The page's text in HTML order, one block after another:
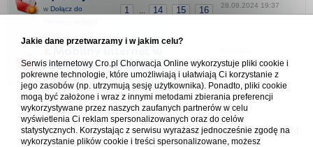
1 14 15 16
w Dołącz do
28.08.2024 19:37
roamingu - dyskusja
wWakacje 2026
marekkowalak
26.05.2026 18:44
Forum Chorwacja Online - Cro.pl
Usuń ciasteczka• Strefa czasowa: UTC + 1 (Polska - czas zimowy) [ DST
Jakie dane przetwarzamy i w jakim celu?
Serwis internetowy Cro.pl Chorwacja Online wykorzystuje pliki cookie i
pokrewne technologie, które umożliwiają i ułatwiają Ci korzystanie z
jego zasobów (np. utrzymują sesję użytkownika). Ponadto, pliki cookie
mogą być założone i wraz z innymi metodami zbierania preferencji
wykorzystywane przez naszych zaufanych partnerów w celu
wyświetlenia Ci reklam spersonalizowanych oraz do celów
statystycznych. Korzystając z serwisu wyrażasz jednocześnie zgodę na
wykorzystanie plików cookie i treści spersonalizowane, możesz